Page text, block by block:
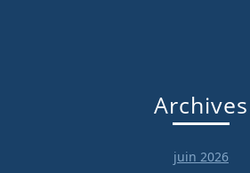
Archives
juin 2026